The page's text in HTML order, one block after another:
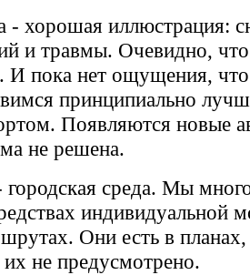
хорошая иллюстрация:
и травмы. Очевидно, что
И пока нет ощущения,
принципиально
Появляются новые
не решена.
городская среда. Мы
индивидуальной
Они есть в планах,
не предусмотрено.